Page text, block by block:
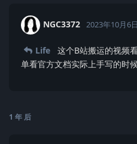
NGC3372 2023年10月6日
Life
这个B站搬运的视频
单看官方文档实际上手写的时
1 年 后